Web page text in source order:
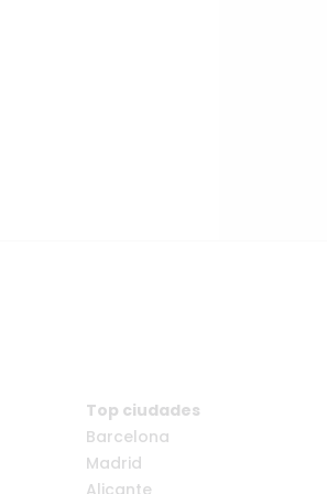
Top ciudades
Barcelona
Madrid